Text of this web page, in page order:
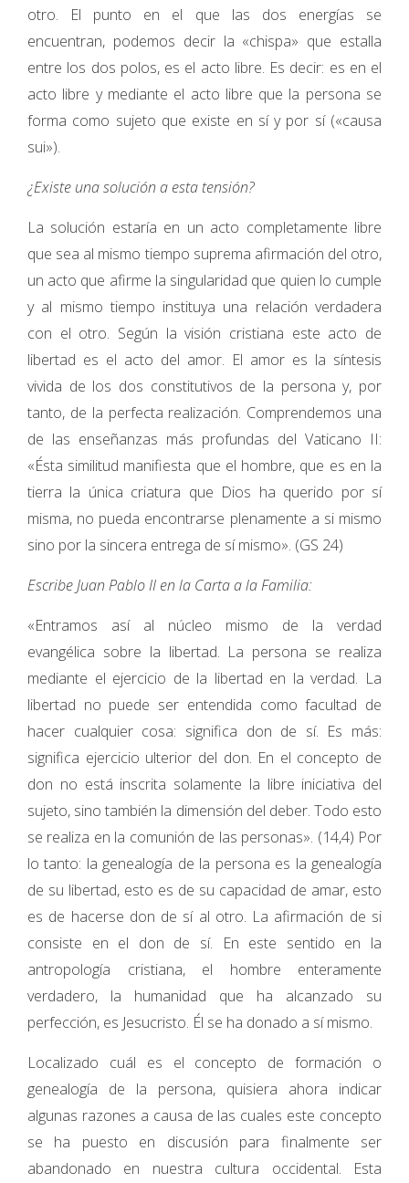
otro. El punto en el que las dos energías se
encuentran, podemos decir la «chispa» que estalla
entre los dos polos, es el acto libre. Es decir: es en el
acto libre y mediante el acto libre que la persona se
forma como sujeto que existe en sí y por sí («causa
sui»).
¿Existe una solución a esta tensión?
La solución estaría en un acto completamente libre
que sea al mismo tiempo suprema afirmación del otro,
un acto que afirme la singularidad que quien lo cumple
y al mismo tiempo instituya una relación verdadera
con el otro. Según la visión cristiana este acto de
libertad es el acto del amor. El amor es la síntesis
vivida de los dos constitutivos de la persona y, por
tanto, de la perfecta realización. Comprendemos una
de las enseñanzas más profundas del Vaticano II:
«Ésta similitud manifiesta que el hombre, que es en la
tierra la única criatura que Dios ha querido por sí
misma, no pueda encontrarse plenamente a si mismo
sino por la sincera entrega de sí mismo». (GS 24)
Escribe Juan Pablo II en la Carta a la Familia:
«Entramos así al núcleo mismo de la verdad
evangélica sobre la libertad. La persona se realiza
mediante el ejercicio de la libertad en la verdad. La
libertad no puede ser entendida como facultad de
hacer cualquier cosa: significa don de sí. Es más:
significa ejercicio ulterior del don. En el concepto de
don no está inscrita solamente la libre iniciativa del
sujeto, sino también la dimensión del deber. Todo esto
se realiza en la comunión de las personas». (14,4) Por
lo tanto: la genealogía de la persona es la genealogía
de su libertad, esto es de su capacidad de amar, esto
es de hacerse don de sí al otro. La afirmación de si
consiste en el don de sí. En este sentido en la
antropología cristiana, el hombre enteramente
verdadero, la humanidad que ha alcanzado su
perfección, es Jesucristo. Él se ha donado a sí mismo.
Localizado cuál es el concepto de formación o
genealogía de la persona, quisiera ahora indicar
algunas razones a causa de las cuales este concepto
se ha puesto en discusión para finalmente ser
abandonado en nuestra cultura occidental. Esta